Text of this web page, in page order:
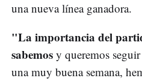
una nueva línea ganadora.
"La importancia del
sabemos y queremos
una muy buena semana,